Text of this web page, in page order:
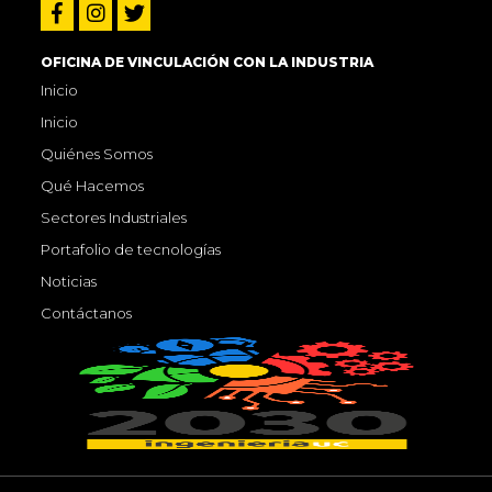
OFICINA DE VINCULACIÓN CON LA INDUSTRIA
Inicio
Inicio
Quiénes Somos
Qué Hacemos
Sectores Industriales
Portafolio de tecnologías
Noticias
Contáctanos